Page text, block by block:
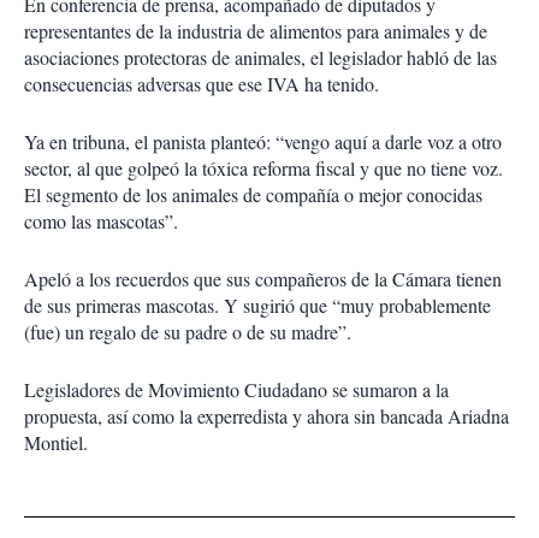
representantes de la industria de alimentos para animales y de
asociaciones protectoras de animales, el legislador habló de las
consecuencias adversas que ese IVA ha tenido.
Ya en tribuna, el panista planteó: “vengo aquí a darle voz a otro
sector, al que golpeó la tóxica reforma fiscal y que no tiene voz.
El segmento de los animales de compañía o mejor conocidas
como las mascotas”.
Apeló a los recuerdos que sus compañeros de la Cámara tienen
de sus primeras mascotas. Y sugirió que “muy probablemente
(fue) un regalo de su padre o de su madre”.
Legisladores de Movimiento Ciudadano se sumaron a la
propuesta, así como la experredista y ahora sin bancada Ariadna
Montiel.